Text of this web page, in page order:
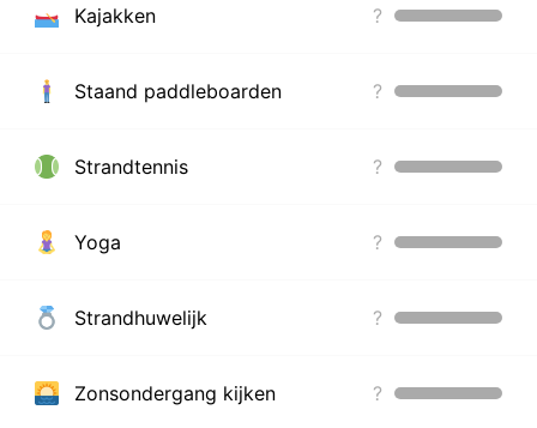
Kajakken ?
Staand paddleboarden ?
Strandtennis ?
Yoga ?
Strandhuwelijk ?
Zonsondergang kijken ?